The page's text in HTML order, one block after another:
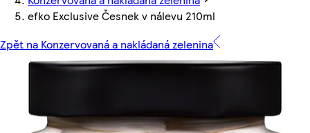
efko Exclusive Česnek v nálevu 210ml
Zpět na Konzervovaná a nakládaná zelenina